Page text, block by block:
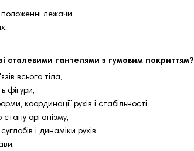
лежачи,
сталевими гантелями з гумовим покриттям?
всього тіла,
фігури,
координації рухів і стабільності,
організму,
і динаміки рухів,